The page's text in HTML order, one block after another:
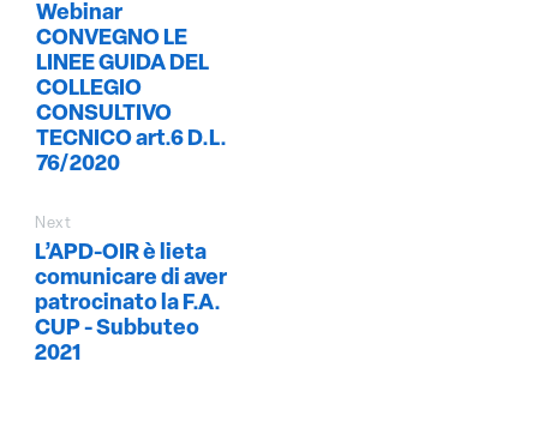
Webinar
CONVEGNO LE
LINEE GUIDA DEL
COLLEGIO
CONSULTIVO
TECNICO art.6 D.L.
76/2020
Next
L’APD-OIR è lieta
comunicare di aver
patrocinato la F.A.
CUP - Subbuteo
2021